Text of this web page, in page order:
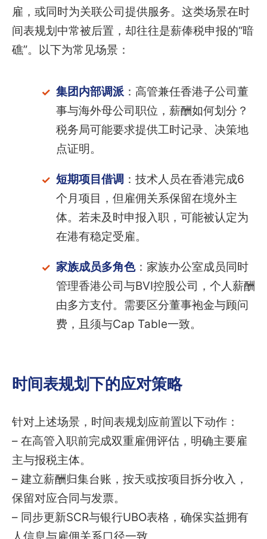
雇，或同时为关联公司提供服务。这类场景在时
间表规划中常被后置，却往往是薪俸税申报的“暗
礁”。以下为常见场景：
集团内部调派：高管兼任香港子公司董
事与海外母公司职位，薪酬如何划分？
税务局可能要求提供工时记录、决策地
点证明。
短期项目借调 ：技术人员在香港完成6
个月项目，但雇佣关系保留在境外主
体。若未及时申报入职，可能被认定为
在港有稳定受雇。
家族成员多角色：家族办公室成员同时
管理香港公司与BVI控股公司，个人薪酬
由多方支付。需要区分董事袍金与顾问
费，且须与Cap Table一致。
时间表规划下的应对策略
针对上述场景，时间表规划应前置以下动作：
– 在高管入职前完成双重雇佣评估，明确主要雇
主与报税主体。
– 建立薪酬归集台账，按天或按项目拆分收入，
保留对应合同与发票。
– 同步更新SCR与银行UBO表格，确保实益拥有
人信息与雇佣关系口径一致。